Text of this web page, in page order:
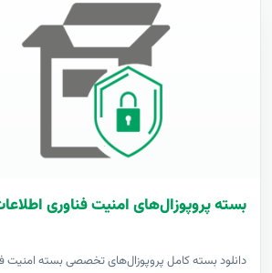
بسته پروپوزال‌های امنیت فناوری
دانلود بسته کامل پروپوزال‌های تخصصی بسته امنیت